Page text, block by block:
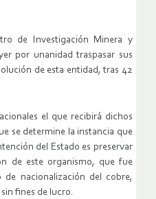
de Investigación Minera y
por unanidad traspasar sus
de esta entidad, tras 42
el que recibirá dichos
se determine la instancia que
del Estado es preservar
de este organismo, que fue
nacionalización del cobre,
fines de lucro.